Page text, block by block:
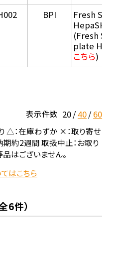
BPI
Fresh
HepaSH®
(Fresh
plate
こちら)
表示件数 20 40 60
△：在庫わずか ×：取り寄せ
約2週間 取扱中止：お取り
はございません。
はこちら
6件）